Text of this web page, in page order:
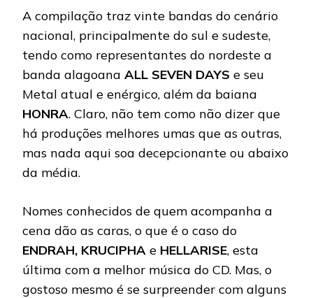
A compilação traz vinte bandas do cenário
nacional, principalmente do sul e sudeste,
tendo como representantes do nordeste a
banda alagoana ALL SEVEN DAYS e seu
Metal atual e enérgico, além da baiana
HONRA. Claro, não tem como não dizer que
há produções melhores umas que as outras,
mas nada aqui soa decepcionante ou abaixo
da média.
Nomes conhecidos de quem acompanha a
cena dão as caras, o que é o caso do
ENDRAH, KRUCIPHA e HELLARISE, esta
última com a melhor música do CD. Mas, o
gostoso mesmo é se surpreender com alguns